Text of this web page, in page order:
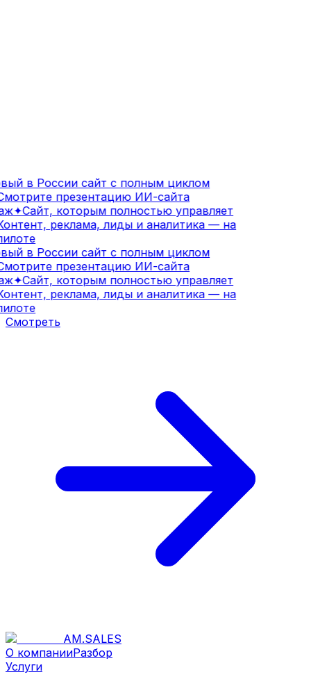
в России сайт с полным циклом
презентацию ИИ-сайта
✦Сайт, которым полностью управляет
реклама, лиды и аналитика — на
в России сайт с полным циклом
презентацию ИИ-сайта
✦Сайт, которым полностью управляет
реклама, лиды и аналитика — на
Смотреть
AM.SALES
О компанииРазбор
Услуги